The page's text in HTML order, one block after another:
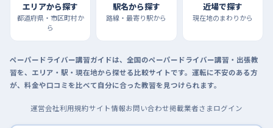
エリアから探す
都道府県・市区町村か
ら
駅名から探す
路線・最寄り駅から
近場で探す
現在地のまわりから
ペーパードライバー講習ガイドは、全国のペーパードライバー講習・出張教
習を、エリア・駅・現在地から探せる比較サイトです。運転に不安のある方
が、料金や口コミを比べて自分に合った教習を見つけられます。
運営会社利用規約サイト情報お問い合わせ掲載業者さまログイン